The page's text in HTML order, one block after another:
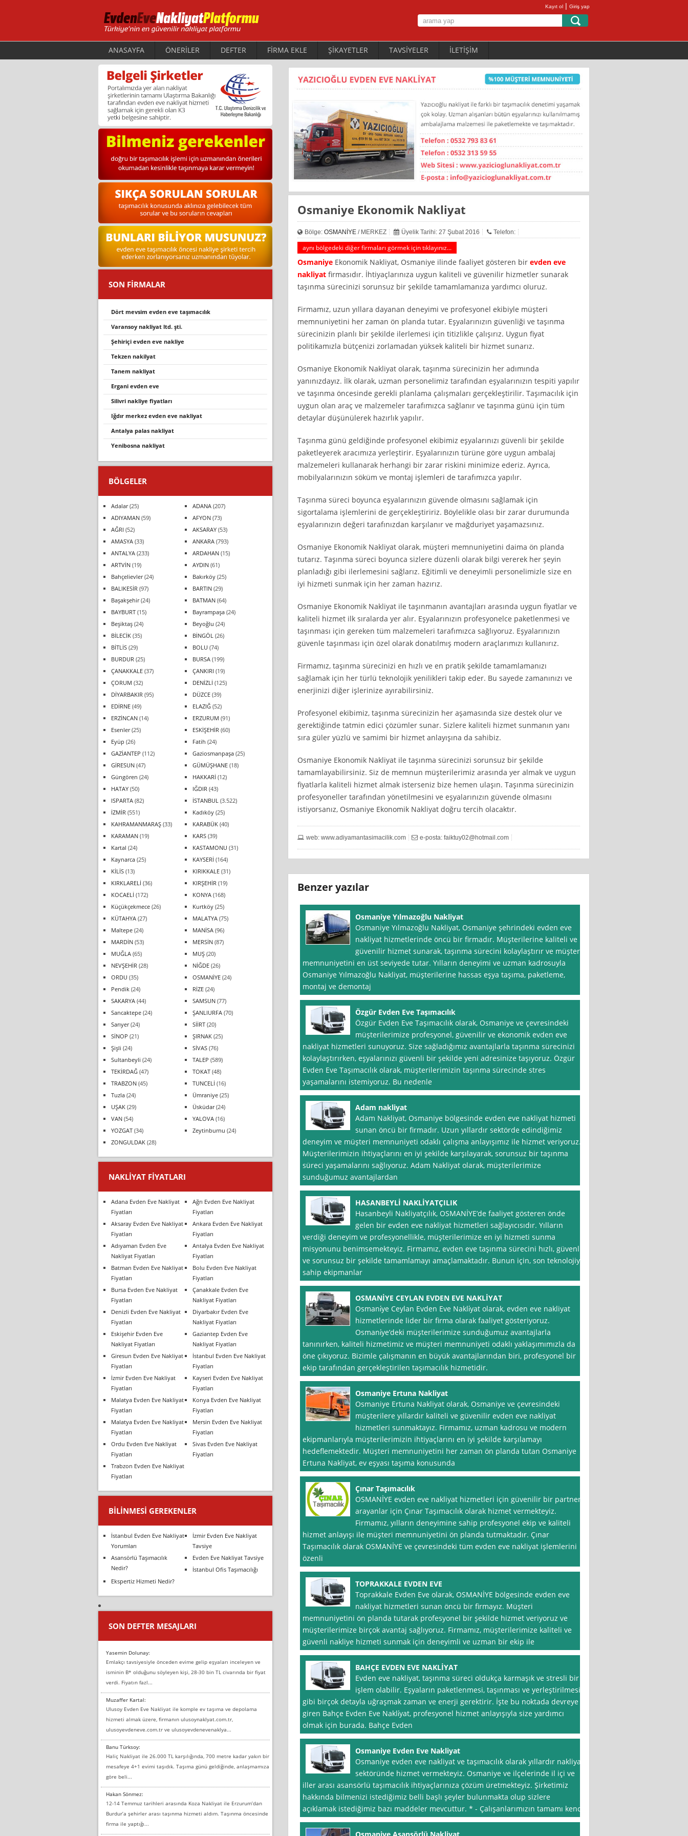
Kayıt ol | Giriş yap
ANASAYFA ÖNERİLER DEFTER FİRMA EKLE ŞİKAYETLER TAVSİYELER İLETİŞİM
Osmaniye Ekonomik Nakliyat
Bölge: OSMANİYE/ MERKEZ Üyelik Tarihi: 27 Şubat 2016 Telefon:
aynı bölgedeki diğer firmaları görmek için tıklayınız...
OsmaniyeEkonomik Nakliyat, Osmaniye ilinde faaliyet gösteren bir evden eve
nakliyatfirmasıdır. İhtiyaçlarınıza uygun kaliteli ve güvenilir hizmetler sunarak
taşınma sürecinizi sorunsuz bir şekilde tamamlamanıza yardımcı oluruz.
Firmamız, uzun yıllara dayanan deneyimi ve profesyonel ekibiyle müşteri
memnuniyetini her zaman ön planda tutar. Eşyalarınızın güvenliği ve taşınma
sürecinizin planlı bir şekilde ilerlemesi için titizlikle çalışırız. Uygun fiyat
politikamızla bütçenizi zorlamadan yüksek kaliteli bir hizmet sunarız.
Osmaniye Ekonomik Nakliyat olarak, taşınma sürecinizin her adımında
yanınızdayız. İlk olarak, uzman personelimiz tarafından eşyalarınızın tespiti yapılır
ve taşınma öncesinde gerekli planlama çalışmaları gerçekleştirilir. Taşımacılık için
uygun olan araç ve malzemeler tarafımızca sağlanır ve taşınma günü için tüm
detaylar düşünülerek hazırlık yapılır.
Taşınma günü geldiğinde profesyonel ekibimiz eşyalarınızı güvenli bir şekilde
paketleyerek aracımıza yerleştirir. Eşyalarınızın türüne göre uygun ambalaj
malzemeleri kullanarak herhangi bir zarar riskini minimize ederiz. Ayrıca,
mobilyalarınızın söküm ve montaj işlemleri de tarafımızca yapılır.
Taşınma süreci boyunca eşyalarınızın güvende olmasını sağlamak için
sigortalama işlemlerini de gerçekleştiririz. Böylelikle olası bir zarar durumunda
eşyalarınızın değeri tarafınızdan karşılanır ve mağduriyet yaşamazsınız.
Osmaniye Ekonomik Nakliyat olarak, müşteri memnuniyetini daima ön planda
tutarız. Taşınma süreci boyunca sizlere düzenli olarak bilgi vererek her şeyin
planladığı gibi ilerlemesini sağlarız. Eğitimli ve deneyimli personelimizle size en
iyi hizmeti sunmak için her zaman hazırız.
Osmaniye Ekonomik Nakliyat ile taşınmanın avantajları arasında uygun fiyatlar ve
kaliteli hizmet ilk sıralarda yer alır. Eşyalarınızın profesyonelce paketlenmesi ve
taşınması için gereken tüm malzemeleri tarafımızca sağlıyoruz. Eşyalarınızın
güvenle taşınması için özel olarak donatılmış modern araçlarımızı kullanırız.
Firmamız, taşınma sürecinizi en hızlı ve en pratik şekilde tamamlamanızı
sağlamak için her türlü teknolojik yenilikleri takip eder. Bu sayede zamanınızı ve
enerjinizi diğer işlerinize ayırabilirsiniz.
Profesyonel ekibimiz, taşınma sürecinizin her aşamasında size destek olur ve
gerektiğinde tatmin edici çözümler sunar. Sizlere kaliteli hizmet sunmanın yanı
sıra güler yüzlü ve samimi bir hizmet anlayışına da sahibiz.
Osmaniye Ekonomik Nakliyat ile taşınma sürecinizi sorunsuz bir şekilde
tamamlayabilirsiniz. Siz de memnun müşterilerimiz arasında yer almak ve uygun
fiyatlarla kaliteli hizmet almak isterseniz bize hemen ulaşın. Taşınma sürecinizin
profesyoneller tarafından yönetilmesini ve eşyalarınızın güvende olmasını
istiyorsanız, Osmaniye Ekonomik Nakliyat doğru tercih olacaktır.
web: www.adiyamantasimacilik.com e-posta: faiktuy02@hotmail.com
Benzer yazılar
Osmaniye Yılmazoğlu Nakliyat
Osmaniye Yılmazoğlu Nakliyat, Osmaniye şehrindeki evden eve
nakliyat hizmetlerinde öncü bir firmadır. Müşterilerine kaliteli ve
güvenilir hizmet sunarak, taşınma sürecini kolaylaştırır ve müşteri
memnuniyetini en üst seviyede tutar. Yılların deneyimi ve uzman kadrosuyla
Osmaniye Yılmazoğlu Nakliyat, müşterilerine hassas eşya taşıma, paketleme,
montaj ve demontaj
Özgür Evden Eve Taşımacılık
Özgür Evden Eve Taşımacılık olarak, Osmaniye ve çevresindeki
müşterilerimize profesyonel, güvenilir ve ekonomik evden eve
nakliyat hizmetleri sunuyoruz. Size sağladığımız avantajlarla taşınma sürecinizi
kolaylaştırırken, eşyalarınızı güvenli bir şekilde yeni adresinize taşıyoruz. Özgür
Evden Eve Taşımacılık olarak, müşterilerimizin taşınma sürecinde stres
yaşamalarını istemiyoruz. Bu nedenle
Adam nakliyat
Adam Nakliyat, Osmaniye bölgesinde evden eve nakliyat hizmeti
sunan öncü bir firmadır. Uzun yıllardır sektörde edindiğimiz
deneyim ve müşteri memnuniyeti odaklı çalışma anlayışımız ile hizmet veriyoruz.
Müşterilerimizin ihtiyaçlarını en iyi şekilde karşılayarak, sorunsuz bir taşınma
süreci yaşamalarını sağlıyoruz. Adam Nakliyat olarak, müşterilerimize
sunduğumuz avantajlardan
HASANBEYLİ NAKLİYATÇILIK
Hasanbeyli Nakliyatçılık, OSMANİYE’de faaliyet gösteren önde
gelen bir evden eve nakliyat hizmetleri sağlayıcısıdır. Yılların
verdiği deneyim ve profesyonellikle, müşterilerimize en iyi hizmeti sunma
misyonunu benimsemekteyiz. Firmamız, evden eve taşınma sürecini hızlı, güvenli
ve sorunsuz bir şekilde tamamlamayı amaçlamaktadır. Bunun için, son teknolojiye
sahip ekipmanlar
OSMANİYE CEYLAN EVDEN EVE NAKLİYAT
Osmani̇ye Ceylan Evden Eve Nakli̇yat olarak, evden eve nakliyat
hizmetlerinde lider bir firma olarak faaliyet gösteriyoruz.
Osmani̇ye’deki müşterilerimize sunduğumuz avantajlarla
tanınırken, kaliteli hizmetimiz ve müşteri memnuniyeti odaklı yaklaşımımızla da
öne çıkıyoruz. Bizimle çalışmanın en büyük avantajlarından biri, profesyonel bir
ekip tarafından gerçekleştirilen taşımacılık hizmetidir.
Osmaniye Ertuna Nakliyat
Osmaniye Ertuna Nakliyat olarak, Osmaniye ve çevresindeki
müşterilere yıllardır kaliteli ve güvenilir evden eve nakliyat
hizmetleri sunmaktayız. Firmamız, uzman kadrosu ve modern
ekipmanlarıyla müşterilerimizin ihtiyaçlarını en iyi şekilde karşılamayı
hedeflemektedir. Müşteri memnuniyetini her zaman ön planda tutan Osmaniye
Ertuna Nakliyat, ev eşyası taşıma konusunda
Çınar Taşımacılık
OSMANİYE evden eve nakliyat hizmetleri için güvenilir bir partner
arayanlar için Çınar Taşımacılık olarak hizmet vermekteyiz.
Firmamız, yılların deneyimine sahip profesyonel ekip ve kaliteli
hizmet anlayışı ile müşteri memnuniyetini ön planda tutmaktadır. Çınar
Taşımacılık olarak OSMANİYE ve çevresindeki tüm evden eve nakliyat işlemlerini
özenli
TOPRAKKALE EVDEN EVE
Toprakkale Evden Eve olarak, OSMANİYE bölgesinde evden eve
nakliyat hizmetleri sunan öncü bir firmayız. Müşteri
memnuniyetini ön planda tutarak profesyonel bir şekilde hizmet veriyoruz ve
müşterilerimize birçok avantaj sağlıyoruz. Firmamız, müşterilerimize kaliteli ve
güvenli nakliye hizmeti sunmak için deneyimli ve uzman bir ekip ile
BAHÇE EVDEN EVE NAKLİYAT
Evden eve nakliyat, taşınma süreci oldukça karmaşık ve stresli bir
işlem olabilir. Eşyaların paketlenmesi, taşınması ve yerleştirilmesi
gibi birçok detayla uğraşmak zaman ve enerji gerektirir. İşte bu noktada devreye
giren Bahçe Evden Eve Nakli̇yat, profesyonel hizmet anlayışıyla size yardımcı
olmak için burada. Bahçe Evden
Osmaniye Evden Eve Nakliyat
Osmaniye evden eve nakliyat ve taşımacılık olarak yıllardır nakliyat
sektöründe hizmet vermekteyiz. Osmaniye ve ilçelerinde il içi ve
iller arası asansörlü taşımacılık ihtiyaçlarınıza çözüm üretmekteyiz. Şirketimiz
hakkında bilmenizi istediğimiz belli başlı şeyler bulunmakta olup sizlere
açıklamak istediğimiz bazı maddeler mevcuttur. * - Çalışanlarımızın tamamı kendi
SON FİRMALAR
dört mevsim evden eve taşımacılık
varansoy nakliyat ltd. şti̇.
şehiriçi evden eve nakliye
tekzen naki̇lyat
tanem nakliyat
ergani̇ evden eve
silivri nakliye fiyatları
iğdir merkez evden eve nakli̇yat
antalya palas nakliyat
yenibosna nakliyat
BÖLGELER
Adalar(25) ADANA (207)
ADIYAMAN (59) AFYON (73)
AĞRI (52) AKSARAY (53)
AMASYA (33) ANKARA (793)
ANTALYA (233) ARDAHAN (15)
ARTVİN (19) AYDIN (61)
Bahçelievler(24) Bakırköy (25)
BALIKESİR (97) BARTIN (29)
Başakşehir(24) BATMAN (64)
BAYBURT (15) Bayrampaşa (24)
Beşiktaş (24) Beyoğlu (24)
BİLECİK (35) BİNGÖL (26)
BİTLİS (29) BOLU (74)
BURDUR (25) BURSA (199)
ÇANAKKALE (37) ÇANKIRI (19)
ÇORUM (32) DENİZLİ (125)
DİYARBAKIR (95) DÜZCE (39)
EDİRNE (49) ELAZIĞ (52)
ERZİNCAN (14) ERZURUM (91)
Esenler(25) ESKİŞEHİR (60)
Eyüp (26) Fatih (24)
GAZİANTEP (112) Gaziosmanpaşa (25)
GİRESUN (47) GÜMÜŞHANE (18)
Güngören (24) HAKKARİ (12)
HATAY (50) IĞDIR (43)
ISPARTA (82) İSTANBUL (3.522)
İZMİR (551) Kadıköy (25)
KAHRAMANMARAŞ (33) KARABÜK (40)
KARAMAN (19) KARS (39)
Kartal (24) KASTAMONU (31)
Kaynarca (25) KAYSERİ (164)
KİLİS (13) KIRIKKALE (31)
KIRKLARELİ (36) KIRŞEHİR (19)
KOCAELİ (172) KONYA (168)
Küçükçekmece (26) Kurtköy (25)
KÜTAHYA (27) MALATYA (75)
Maltepe (24) MANİSA (96)
MARDİN (53) MERSİN (87)
MUĞLA (65) MUŞ (20)
NEVŞEHİR (28) NİĞDE (26)
ORDU (35) OSMANİYE (24)
Pendik (24) RİZE (24)
SAKARYA (44) SAMSUN (77)
Sancaktepe (24) ŞANLIURFA (70)
Sarıyer(24) SİİRT (20)
SİNOP (21) ŞIRNAK (25)
Şişli (24) SİVAS (76)
Sultanbeyli (24) TALEP (589)
TEKİRDAĞ (47) TOKAT (48)
TRABZON (45) TUNCELİ (16)
Tuzla (24) Ümraniye (25)
UŞAK (29) Üsküdar(24)
VAN (54) YALOVA (16)
YOZGAT (34) Zeytinburnu (24)
ZONGULDAK (28)
NAKLIYAT FIYATLARI
Adana Evden Eve Nakliyat
Fiyatları
Ağrı Evden Eve Nakliyat
Fiyatları
Aksaray Evden Eve Nakliyat
Fiyatları
Ankara Evden Eve Nakliyat
Fiyatları
Adıyaman Evden Eve
Nakliyat Fiyatları
Antalya Evden Eve Nakliyat
Fiyatları
Batman Evden Eve Nakliyat
Fiyatları
Bolu Evden Eve Nakliyat
Fiyatları
Bursa Evden Eve Nakliyat
Fiyatları
Çanakkale Evden Eve
Nakliyat Fiyatları
Denizli Evden Eve Nakliyat
Fiyatları
Diyarbakır Evden Eve
Nakliyat Fiyatları
Eskişehir Evden Eve
Nakliyat Fiyatları
Gaziantep Evden Eve
Nakliyat Fiyatları
Giresun Evden Eve Nakliyat
Fiyatları
İstanbul Evden Eve Nakliyat
Fiyatları
İzmir Evden Eve Nakliyat
Fiyatları
Kayseri Evden Eve Nakliyat
Fiyatları
Malatya Evden Eve Nakliyat
Fiyatları
Konya Evden Eve Nakliyat
Fiyatları
Malatya Evden Eve Nakliyat
Fiyatları
Mersin Evden Eve Nakliyat
Fiyatları
Ordu Evden Eve Nakliyat
Fiyatları
Sivas Evden Eve Nakliyat
Fiyatları
Trabzon Evden Eve Nakliyat
Fiyatları
BILINMESI GEREKENLER
İstanbul Evden Eve Nakliyat
Yorumları
İzmir Evden Eve Nakliyat
Tavsiye
Asansörlü Taşımacılık
Nedir?
Evden Eve Nakliyat Tavsiye
İstanbul Ofis Taşımacılığı
Ekspertiz Hizmeti Nedir?
SON DEFTER MESAJLARI
Yasemin Dolunay:
Emlakçı tavsiyesiyle önceden evime gelip eşyaları inceleyen ve
isminin B* olduğunu söyleyen kişi, 28-30 bin TL civarında bir fiyat
verdi. Fiyatın fazl...
Muzaffer Kartal:
Ulusoy Evden Eve Nakliyat ile komple ev taşıma ve depolama
hizmeti almak üzere, firmanın ulusoynaklyat.com.tr,
ulusoyevdeneve.com.tr ve ulusoyevdenevenaklya...
Banu Türksoy:
Haliç Nakliyat ile 26.000 TL karşılığında, 700 metre kadar yakın bir
mesafeye 4+1 evimi taşıdık. Taşıma günü geldiğinde, anlaşmamıza
göre beli...
Hakan Sönmez:
12-14 Temmuz tarihleri arasında Koza Nakliyat ile Erzurum’dan
Burdur’a şehirler arası taşınma hizmeti aldım. Taşınma öncesinde
firma ile yaptığı...